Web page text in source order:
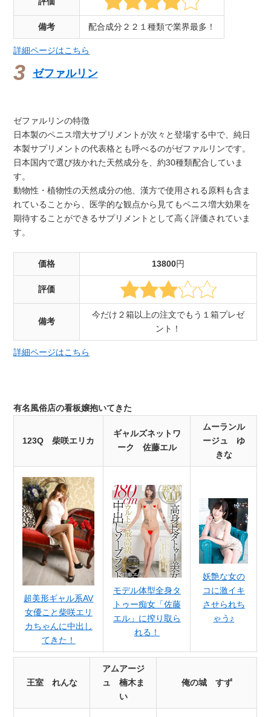
備考 配合成分２２１種類で業界最多！
詳細ページはこちら
ゼファルリン
ゼファルリンの特徴
日本製のペニス増大サプリメントが次々と登場する中で、純日
本製サプリメントの代表格とも呼べるのがゼファルリンです。
日本国内で選び抜かれた天然成分を、約30種類配合していま
す。
動物性・植物性の天然成分の他、漢方で使用される原料も含ま
れていることから、医学的な観点から見てもペニス増大効果を
期待することができるサプリメントとして高く評価されていま
す。
価格 13800円
評価
備考
今だけ２箱以上の注文でもう１箱プレゼ
ント！
詳細ページはこちら
有名風俗店の看板嬢抱いてきた
123Q 柴咲エリカ
ギャルズネットワ
ーク 佐藤エル
ムーランル
ージュ ゆ
きな
超美形ギャル系AV
女優こと柴咲エリ
カちゃんに中出し
てきた！
モデル体型全身タ
トゥー痴女「佐藤
エル」に搾り取ら
れる！
妖艶な女の
コに激イキ
させられち
ゃう♪
王室 れんな
アムアージ
ュ 楠木ま
い
俺の城 すず